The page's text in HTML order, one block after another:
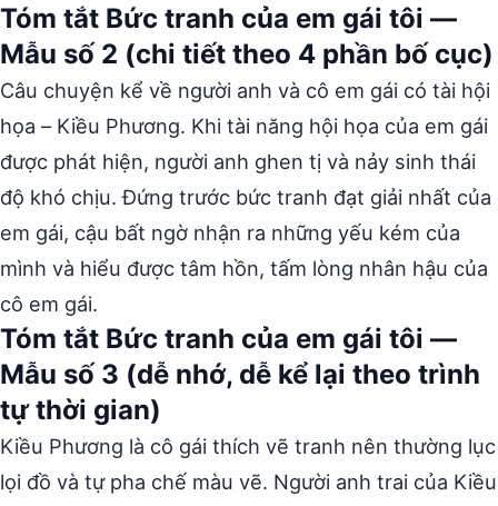
Tóm tắt Bức tranh của em gái tôi —
Mẫu số 2 (chi tiết theo 4 phần bố cục)
Câu chuyện kể về người anh và cô em gái có tài hội
họa – Kiều Phương. Khi tài năng hội họa của em gái
được phát hiện, người anh ghen tị và nảy sinh thái
độ khó chịu. Đứng trước bức tranh đạt giải nhất của
em gái, cậu bất ngờ nhận ra những yếu kém của
mình và hiểu được tâm hồn, tấm lòng nhân hậu của
cô em gái.
Tóm tắt Bức tranh của em gái tôi —
Mẫu số 3 (dễ nhớ, dễ kể lại theo trình
tự thời gian)
Kiều Phương là cô gái thích vẽ tranh nên thường lục
lọi đồ và tự pha chế màu vẽ. Người anh trai của Kiều